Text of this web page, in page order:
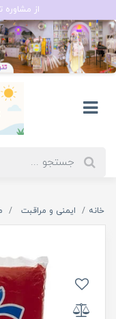
از
خانه ایمنی و مراقبت